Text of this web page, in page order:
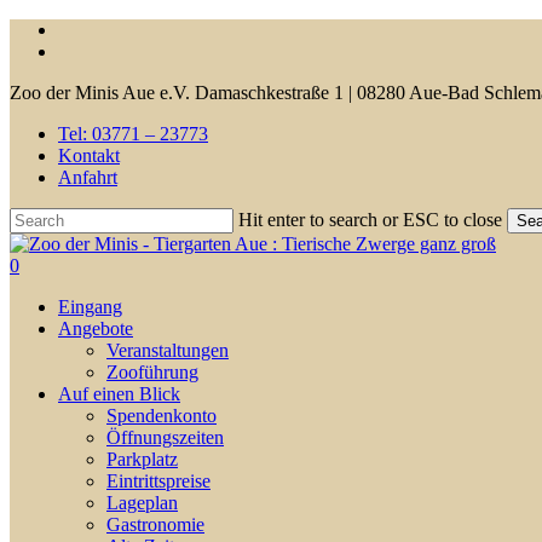
Skip
content
Zoo der Minis Aue e.V. Damaschkestraße 1 | 08280 Aue-Bad
Tel: 03771 – 23773
Kontakt
Anfahrt
Hit enter to search or ESC to close
Close
Search
0
Eingang
Angebote
Veranstaltungen
Zooführung
Auf einen Blick
Spendenkonto
Öffnungszeiten
Parkplatz
Eintrittspreise
Lageplan
Gastronomie